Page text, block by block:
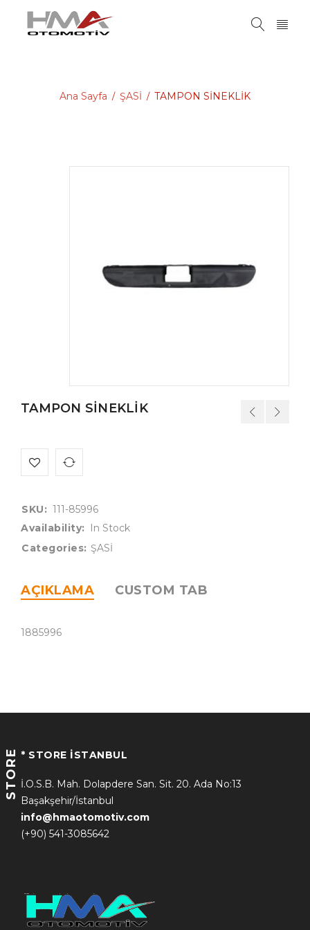
Ana Sayfa / ŞASİ / TAMPON SİNEKLİK
TAMPON SİNEKLİK
SKU: 111-85996
Availability:
In Stock
Categories: ŞASİ
AÇIKLAMA CUSTOM TAB
1885996
STORE * STORE İSTANBUL
İ.O.S.B. Mah. Dolapdere San. Sit. 20. Ada No:13
Başakşehir/İstanbul
info@hmaotomotiv.com
(+90) 541-3085642